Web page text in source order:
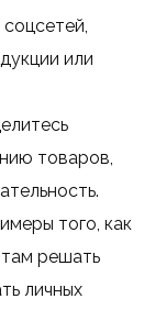
или
товаров,
того, как
решать
личных